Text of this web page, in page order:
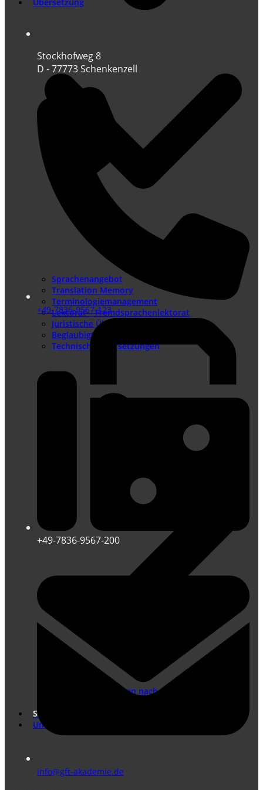
Übersetzung
Sprachenangebot
Translation Memory
Terminologiemanagement
Lektorat – Fremdsprachenlektorat
Juristische Übersetzungen
Beglaubigte Übersetzungen
Technische Übersetzungen
Übersetzungen nach DIN EN ISO 17100
Shop
Unternehmen
Stockhofweg 8
D - 77773 Schenkenzell
+49-7836-9567-123
+49-7836-9567-200
info@gft-akademie.de